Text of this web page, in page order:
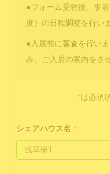
●フォーム受領後、事
度）の日程調整を行い
●入居前に審査を行い
み、ご入居の案内をさ
*は必須
シェアハウス名 *